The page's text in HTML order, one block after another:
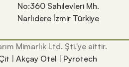
No:360 Sahilevleri Mh.
Narlıdere İzmir Türkiye
Mimarlık Ltd. Şti.'ye aittir.
| Akçay Otel | Pyrotech